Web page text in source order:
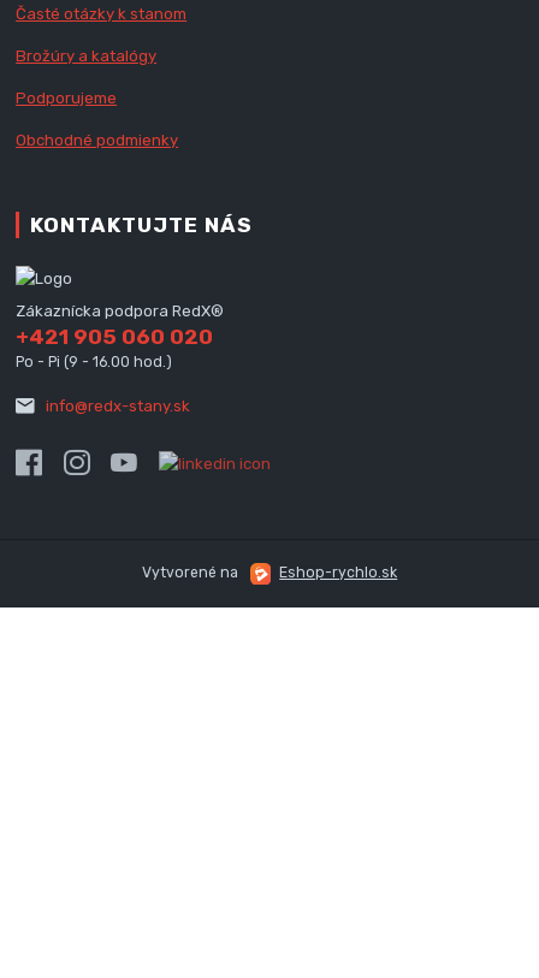
Časté otázky k stanom
Brožúry a katalógy
Podporujeme
Obchodné podmienky
KONTAKTUJTE NÁS
Zákaznícka podpora RedX®
+421 905 060 020
Po - Pi (9 - 16.00 hod.)
info@redx-stany.sk
Vytvorené na Eshop-rychlo.sk